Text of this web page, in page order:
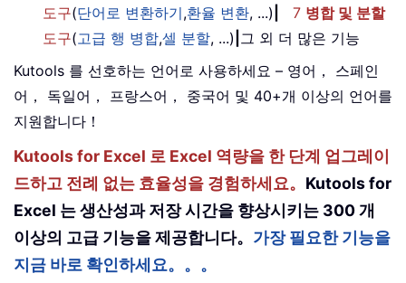
도구(단어로 변환하기,환율 변환, ...) 7 병합 및 분할
도구(고급 행 병합,셀 분할, ...) 그 외 더 많은 기능
Kutools 를 선호하는 언어로 사용하세요 – 영어， 스페인
어， 독일어， 프랑스어， 중국어 및 40+개 이상의 언어를
지원합니다！
Kutools for Excel 로 Excel 역량을 한 단계 업그레이
드하고 전례 없는 효율성을 경험하세요。 Kutools for
Excel 는 생산성과 저장 시간을 향상시키는 300 개
이상의 고급 기능을 제공합니다。 가장 필요한 기능을
지금 바로 확인하세요。。。